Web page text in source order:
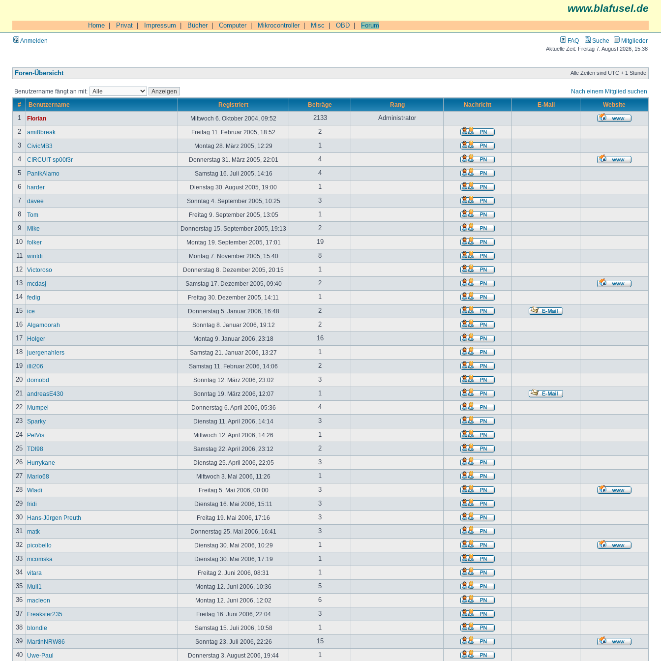
www.blafusel.de
Home Privat Impressum Bücher| Computer| Mikrocontroller| Misc OBD Forum
Anmelden FAQ Suche Mitglieder
Aktuelle Zeit: Freitag 7. August 2026, 15:38
Foren-Übersicht Alle Zeiten sind UTC + 1 Stunde
Benutzername fängt an mit: Nach einem Mitglied suchen
# Benutzername Registriert Beiträge Rang Nachricht E-Mail Website
1 Florian Mittwoch 6. Oktober 2004, 09:52 2133
Administrator
2
ami8break Freitag 11. Februar 2005, 18:52
2
3
CivicMB3 Montag 28. März 2005, 12:29
1
4
C!RCU!T sp00f3r Donnerstag 31. März 2005, 22:01
4
5
PanikAlamo Samstag 16. Juli 2005, 14:16
4
6
harder Dienstag 30. August 2005, 19:00
1
7
davee Sonntag 4. September 2005, 10:25
3
8
Tom Freitag 9. September 2005, 13:05
1
9
Mike Donnerstag 15. September 2005, 19:13
2
10
folker Montag 19. September 2005, 17:01
19
11
wintdi Montag 7. November 2005, 15:40
8
12
Victoroso Donnerstag 8. Dezember 2005, 20:15
1
13
mcdasj Samstag 17. Dezember 2005, 09:40
2
14
fedig Freitag 30. Dezember 2005, 14:11
1
15
ice Donnerstag 5. Januar 2006, 16:48
2
16
Algamoorah Sonntag 8. Januar 2006, 19:12
2
17
Holger Montag 9. Januar 2006, 23:18
16
18
juergenahlers Samstag 21. Januar 2006, 13:27
1
19
illi206 Samstag 11. Februar 2006, 14:06
2
20
domobd Sonntag 12. März 2006, 23:02
3
21
andreasE430 Sonntag 19. März 2006, 12:07
1
22
Mumpel Donnerstag 6. April 2006, 05:36
4
23
Sparky Dienstag 11. April 2006, 14:14
3
24
PelVis Mittwoch 12. April 2006, 14:26
1
25
TDI98 Samstag 22. April 2006, 23:12
2
26
Hurrykane Dienstag 25. April 2006, 22:05
3
27
Mario68 Mittwoch 3. Mai 2006, 11:26
1
28
Wladi Freitag 5. Mai 2006, 00:00
3
29
fridi Dienstag 16. Mai 2006, 15:11
3
30
Hans-Jürgen Preuth Freitag 19. Mai 2006, 17:16
3
31
matk Donnerstag 25. Mai 2006, 16:41
3
32
picobello Dienstag 30. Mai 2006, 10:29
1
33
mcomska Dienstag 30. Mai 2006, 17:19
1
34
vitara Freitag 2. Juni 2006, 08:31
1
35
Muli1 Montag 12. Juni 2006, 10:36
5
36
macleon Montag 12. Juni 2006, 12:02
6
37
Freakster235 Freitag 16. Juni 2006, 22:04
3
38
blondie Samstag 15. Juli 2006, 10:58
1
39
MartinNRW86 Sonntag 23. Juli 2006, 22:26
15
40
Uwe-Paul Donnerstag 3. August 2006, 19:44 1